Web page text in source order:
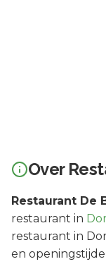
Over
Restaurant De
restaurant in
restaurant in
en